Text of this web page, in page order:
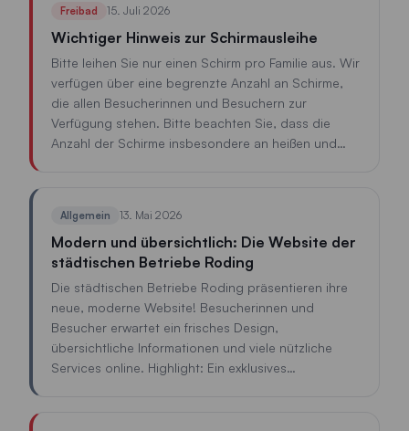
Freibad 15. Juli 2026
Wichtiger Hinweis zur Schirmausleihe
Bitte leihen Sie nur einen Schirm pro Familie aus. Wir
verfügen über eine begrenzte Anzahl an Schirme,
die allen Besucherinnen und Besuchern zur
Verfügung stehen. Bitte beachten Sie, dass die
Anzahl der Schirme insbesondere an heißen und
Verständnis und Ihre Rücksichtnahme.
Allgemein 13. Mai 2026
Modern und übersichtlich: Die Website der
städtischen Betriebe Roding
Die städtischen Betriebe Roding präsentieren ihre
neue, moderne Website! Besucherinnen und
Besucher erwartet ein frisches Design,
übersichtliche Informationen und viele nützliche
Services online. Highlight: Ein exklusives